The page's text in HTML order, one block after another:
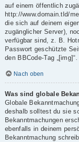
auf einem öffentlich
http://www.domain.tld/
die sich auf deinem
zugänglicher Server),
verfügbar sind, z. B.
Passwort geschützte
den BBCode-Tag „[img]“.
Nach oben
Was sind globale
Globale
deshalb solltest du sie
Bekanntmachungen
ebenfalls in deinem
Bekanntmachung